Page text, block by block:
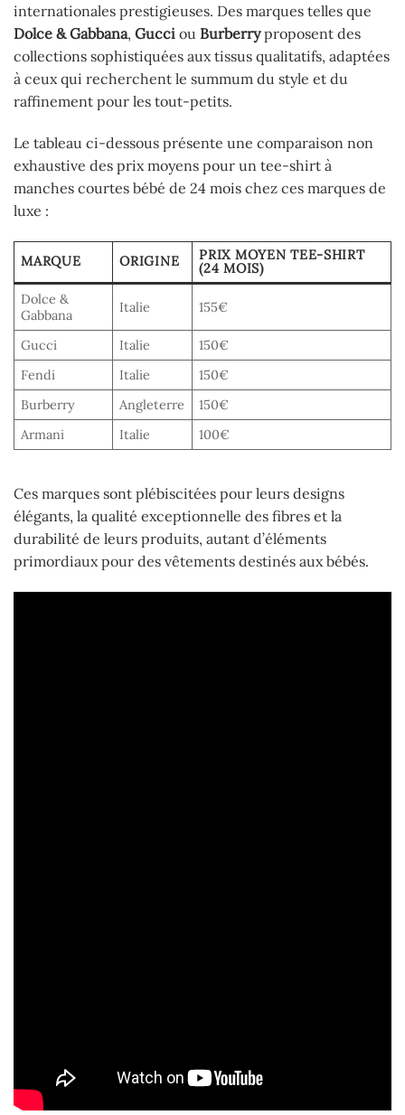
internationales prestigieuses. Des marques telles que
Dolce & Gabbana, Gucci ou Burberryproposent des
collections sophistiquées aux tissus qualitatifs, adaptées
à ceux qui recherchent le summum du style et du
raffinement pour les tout-petits.
Le tableau ci-dessous présente une comparaison non
exhaustive des prix moyens pour un tee-shirt à
manches courtes bébé de 24 mois chez ces marques de
luxe :
MARQUE ORIGINE
PRIX MOYEN TEE-SHIRT
(24 MOIS)
Dolce &
Gabbana
Italie 155€
Gucci Italie
150€
Fendi
Italie
150€
Burberry
Angleterre
150€
Armani
Italie 100€
Ces marques sont plébiscitées pour leurs designs
élégants, la qualité exceptionnelle des fibres et la
durabilité de leurs produits, autant d’éléments
primordiaux pour des vêtements destinés aux bébés.